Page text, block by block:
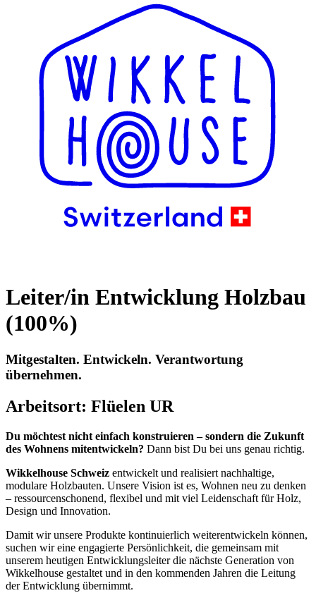
Leiter/in Entwicklung Holzbau
(100%)
Mitgestalten. Entwickeln. Verantwortung
übernehmen.
Arbeitsort: Flüelen UR
Du möchtest nicht einfach konstruieren – sondern die Zukunft
des Wohnens mitentwickeln? Dann bist Du bei uns genau richtig.
Wikkelhouse Schweiz entwickelt und realisiert nachhaltige,
modulare Holzbauten. Unsere Vision ist es, Wohnen neu zu denken
– ressourcenschonend, flexibel und mit viel Leidenschaft für Holz,
Design und Innovation.
Damit wir unsere Produkte kontinuierlich weiterentwickeln können,
suchen wir eine engagierte Persönlichkeit, die gemeinsam mit
unserem heutigen Entwicklungsleiter die nächste Generation von
Wikkelhouse gestaltet und in den kommenden Jahren die Leitung
der Entwicklung übernimmt.